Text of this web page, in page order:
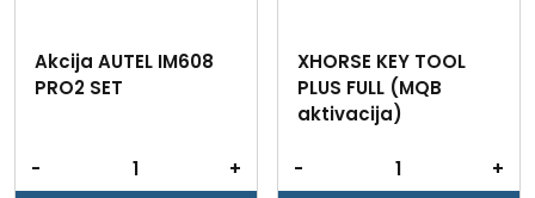
Akcija AUTEL IM608
PRO2 SET
-
+
XHORSE KEY TOOL
PLUS FULL (MQB
aktivacija)
-
+